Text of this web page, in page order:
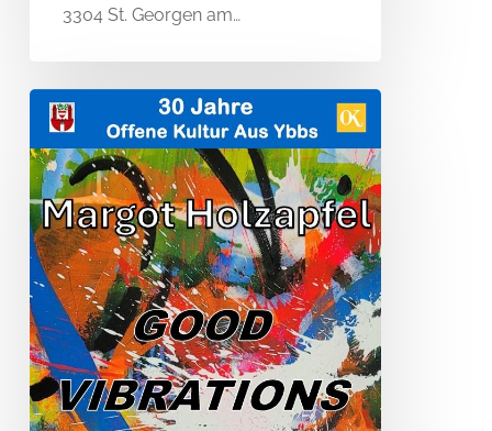
3304 St. Georgen am…
GOOD
VIBRATIONS
–
KIZ
–
Kultur
Im
Zentrum
–
25.06.
bis
30.
08